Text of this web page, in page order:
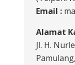
Email :
Alamat
Jl. H.